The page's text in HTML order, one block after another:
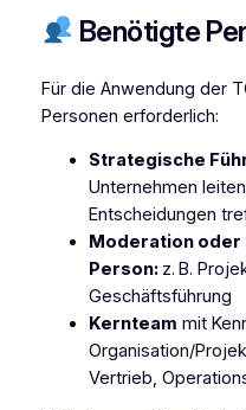
Benötigte
Für die Anwendung der
Personen erforderlich:
Strategische
Unternehmen
Entscheidungen
Moderation
Person: z. B.
Geschäftsführung
Kernteam mit
Organisation/
Vertrieb,